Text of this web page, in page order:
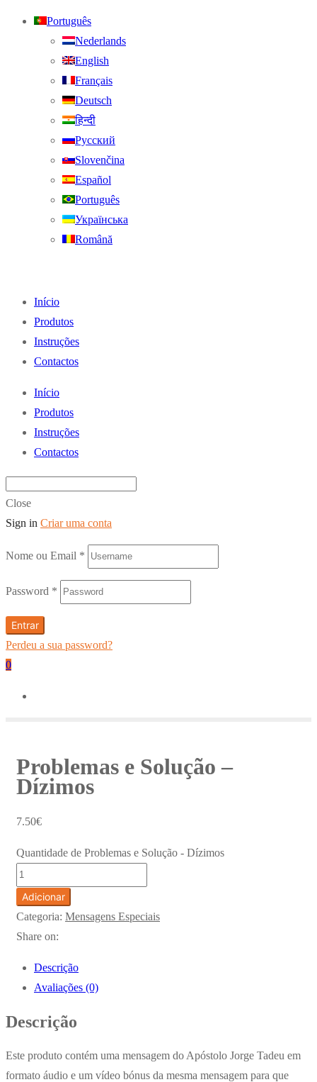
Português
Nederlands
English
Français
Deutsch
हिन्दी
Русский
Slovenčina
Español
Português
Українська
Română
Início
Produtos
Instruções
Contactos
Início
Produtos
Instruções
Contactos
Close
Sign in Criar uma conta
Nome ou Email *
Password *
Entrar
Perdeu a sua password?
0
Problemas e Solução –
Dízimos
7.50€
Quantidade de Problemas e Solução - Dízimos
Adicionar
Categoria: Mensagens Especiais
Share on:
Descrição
Avaliações (0)
Descrição
Este produto contém uma mensagem do Apóstolo Jorge Tadeu em
formato áudio e um vídeo bónus da mesma mensagem para que